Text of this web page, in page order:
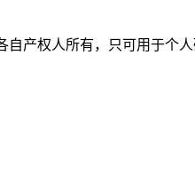
产权人所有，只可用于个人